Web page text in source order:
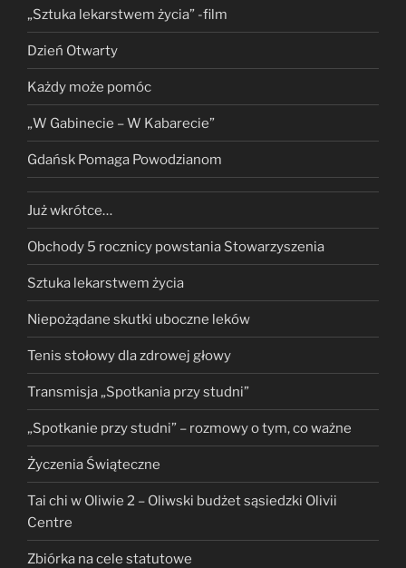
„Sztuka lekarstwem życia” -film
Dzień Otwarty
Każdy może pomóc
„W Gabinecie – W Kabarecie”
Gdańsk Pomaga Powodzianom
Już wkrótce…
Obchody 5 rocznicy powstania Stowarzyszenia
Sztuka lekarstwem życia
Niepożądane skutki uboczne leków
Tenis stołowy dla zdrowej głowy
Transmisja „Spotkania przy studni”
„Spotkanie przy studni” – rozmowy o tym, co ważne
Życzenia Świąteczne
Tai chi w Oliwie 2 – Oliwski budżet sąsiedzki Olivii
Centre
Zbiórka na cele statutowe